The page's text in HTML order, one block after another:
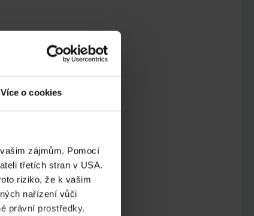
Více o cookies
zájmům. Pomocí
třetích stran v USA.
riziko, že k vašim
nařízení vůči
právní prostředky.